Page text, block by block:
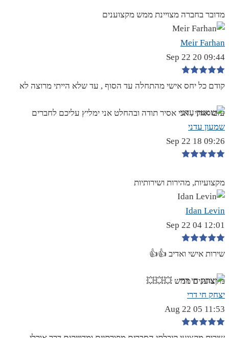
מדובר בחברה מצויינת ממש מקצוענים
Meir Farhan
09:44 20 Sep 22
קודם כל יחס אישי מהתחלה עד הסוף , עד שלא הייתי מרוצה לא
עזבו אותי , אני אסיר תודה ובהחלט אני ימליץ עליכם לחברים
שמעון עדני
09:26 18 Sep 22
מקצועיות, מהירות ושירותיות
Idan Levin
12:01 04 Sep 22
שירות אישי ואדיב 👍👍
מקצוענים ממש 💥💥💥
יצחק חי דרי
11:53 05 Aug 22